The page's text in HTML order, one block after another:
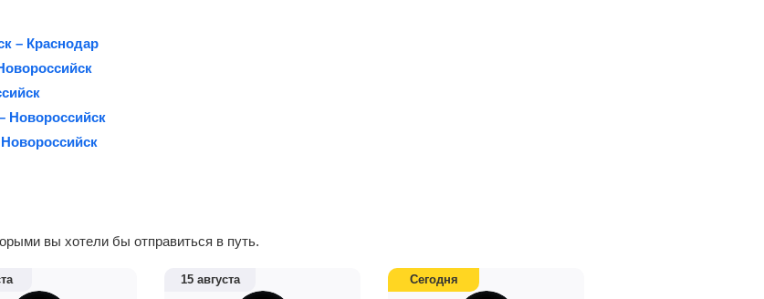
– Краснодар
Новороссийск
вы хотели бы отправиться в путь.
15 августа Сегодня